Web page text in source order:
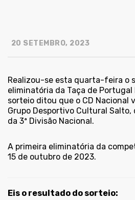
20 SETEMBRO, 2023
Realizou-se esta quarta-feira o
eliminatória da Taça de Portugal
sorteio ditou que o CD Nacional
Grupo Desportivo Cultural Salto,
da 3ª Divisão Nacional.
A primeira eliminatória da
15 de outubro de 2023.
Eis o resultado do sorteio: